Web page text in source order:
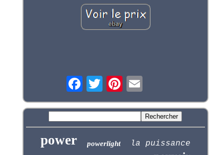
power powerlight la puissance